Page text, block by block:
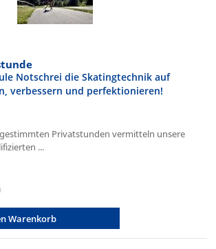
Notschrei die Skatingtechnik auf
verbessern und perfektionieren!
Privatstunden vermitteln unsere
...
Warenkorb